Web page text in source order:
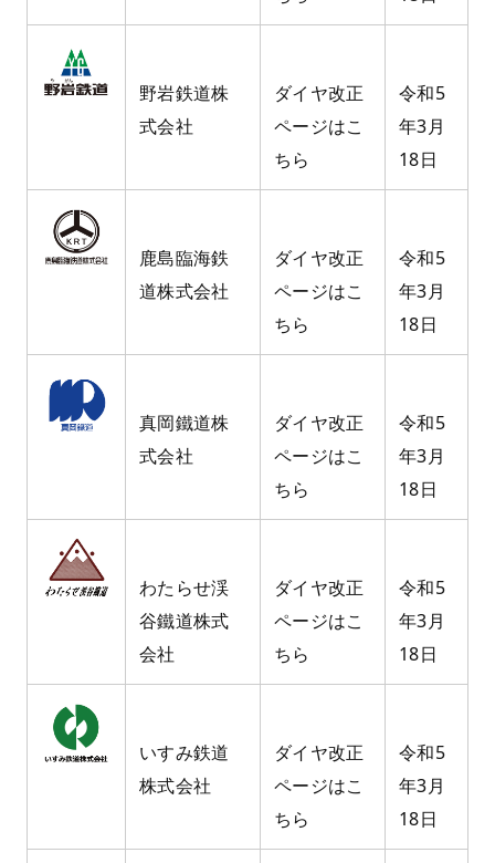
野岩鉄道株
式会社
ダイヤ改正
ページはこ
ちら
令和5
年3月
18日
鹿島臨海鉄
道株式会社
ダイヤ改正
ページはこ
ちら
令和5
年3月
18日
真岡鐵道株
式会社
ダイヤ改正
ページはこ
ちら
令和5
年3月
18日
わたらせ渓
谷鐵道株式
会社
ダイヤ改正
ページはこ
ちら
令和5
年3月
18日
いすみ鉄道
株式会社
ダイヤ改正
ページはこ
ちら
令和5
年3月
18日